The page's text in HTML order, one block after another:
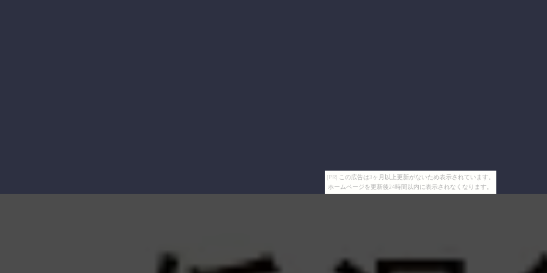
[PR] この広告は3ヶ月以上更新がないため表示されています。
ホームページを更新後24時間以内に表示されなくなります。